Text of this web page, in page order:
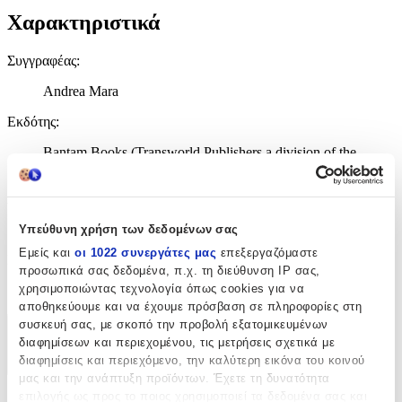
Υπεύθυνη χρήση των δεδομένων σας
Εμείς και οι 1022 συνεργάτες μας επεξεργαζόμαστε
προσωπικά σας δεδομένα, π.χ. τη διεύθυνση IP σας,
χρησιμοποιώντας τεχνολογία όπως cookies για να
αποθηκεύουμε και να έχουμε πρόσβαση σε πληροφορίες στη
συσκευή σας, με σκοπό την προβολή εξατομικευμένων
διαφημίσεων και περιεχομένου, τις μετρήσεις σχετικά με
διαφημίσεις και περιεχόμενο, την καλύτερη εικόνα του κοινού
μας και την ανάπτυξη προϊόντων. Έχετε τη δυνατότητα
Χαρακτηριστικά
Συγγραφέας:
Andrea Mara
Εκδότης:
Bantam Books (Transworld Publishers a division of the
Αριθμός Σελίδων:
432
Γλώσσα:
Αγγλικά
Χαρακτηριστικά
+